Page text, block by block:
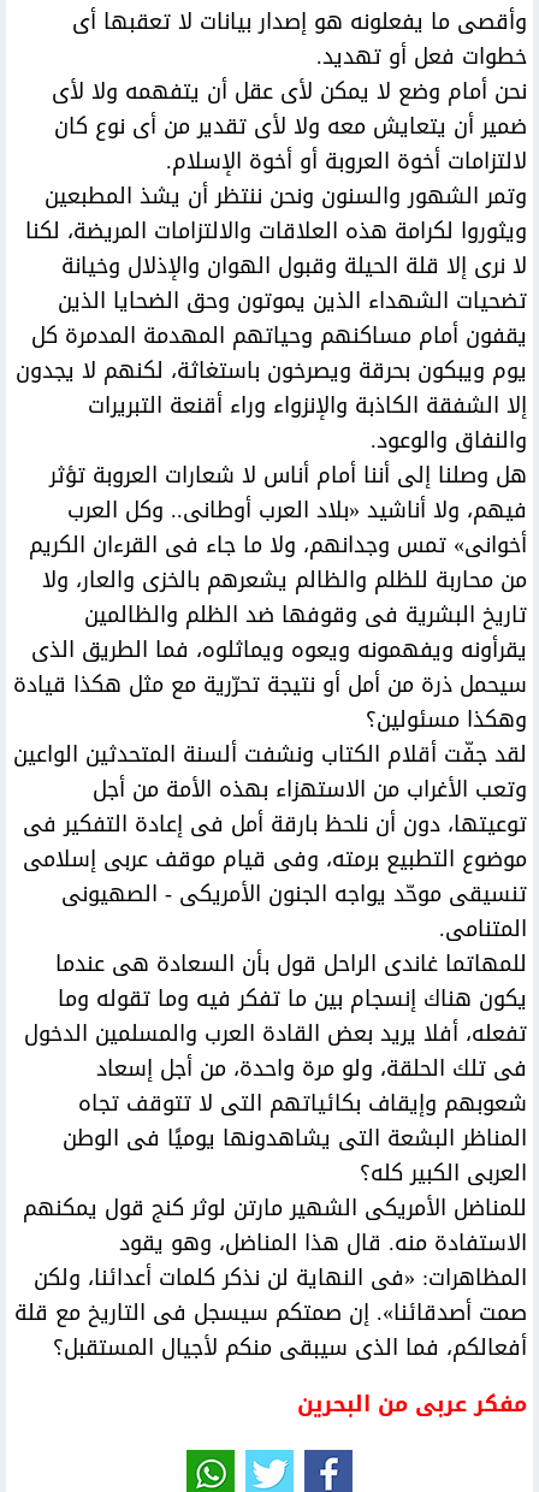
وأقصى ما يفعلونه هو إصدار بيانات لا تعقبها أى
خطوات فعل أو تهديد.
نحن أمام وضع لا يمكن لأى عقل أن يتفهمه ولا لأى
ضمير أن يتعايش معه ولا لأى تقدير من أى نوع كان
لالتزامات أخوة العروبة أو أخوة الإسلام.
وتمر الشهور والسنون ونحن ننتظر أن يشذ المطبعين
ويثوروا لكرامة هذه العلاقات والالتزامات المريضة، لكنا
لا نرى إلا قلة الحيلة وقبول الهوان والإذلال وخيانة
تضحيات الشهداء الذين يموتون وحق الضحايا الذين
يقفون أمام مساكنهم وحياتهم المهدمة المدمرة كل
يوم ويبكون بحرقة ويصرخون باستغاثة، لكنهم لا يجدون
إلا الشفقة الكاذبة والإنزواء وراء أقنعة التبريرات
والنفاق والوعود.
هل وصلنا إلى أننا أمام أناس لا شعارات العروبة تؤثر
فيهم، ولا أناشيد «بلاد العرب أوطانى.. وكل العرب
أخوانى» تمس وجدانهم، ولا ما جاء فى القرءان الكريم
من محاربة للظلم والظالم يشعرهم بالخزى والعار، ولا
تاريخ البشرية فى وقوفها ضد الظلم والظالمين
يقرأونه ويفهمونه ويعوه ويماثلوه، فما الطريق الذى
سيحمل ذرة من أمل أو نتيجة تحرّرية مع مثل هكذا قيادة
وهكذا مسئولين؟
لقد جفّت أقلام الكتاب ونشفت ألسنة المتحدثين الواعين
وتعب الأغراب من الاستهزاء بهذه الأمة من أجل
توعيتها، دون أن نلحظ بارقة أمل فى إعادة التفكير فى
موضوع التطبيع برمته، وفى قيام موقف عربى إسلامى
تنسيقى موحّد يواجه الجنون الأمريكى - الصهيونى
المتنامى.
للمهاتما غاندى الراحل قول بأن السعادة هى عندما
يكون هناك إنسجام بين ما تفكر فيه وما تقوله وما
تفعله، أفلا يريد بعض القادة العرب والمسلمين الدخول
فى تلك الحلقة، ولو مرة واحدة، من أجل إسعاد
شعوبهم وإيقاف بكائياتهم التى لا تتوقف تجاه
المناظر البشعة التى يشاهدونها يوميًا فى الوطن
العربى الكبير كله؟
للمناضل الأمريكى الشهير مارتن لوثر كنج قول يمكنهم
الاستفادة منه. قال هذا المناضل، وهو يقود
المظاهرات: «فى النهاية لن نذكر كلمات أعدائنا، ولكن
صمت أصدقائنا». إن صمتكم سيسجل فى التاريخ مع قلة
أفعالكم، فما الذى سيبقى منكم لأجيال المستقبل؟
مفكر عربى من البحرين